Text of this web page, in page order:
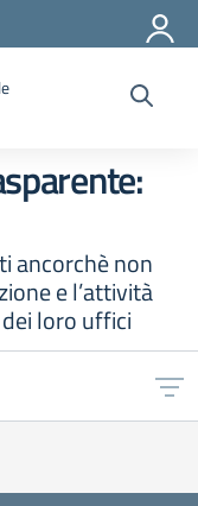
ancorchè non
e l’attività
loro uffici